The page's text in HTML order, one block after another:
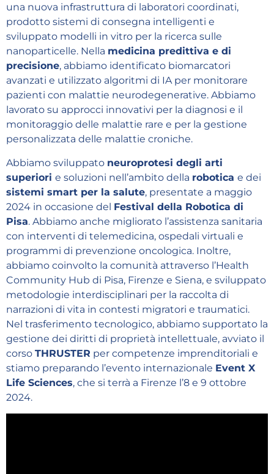
una nuova infrastruttura di laboratori coordinati,
prodotto sistemi di consegna intelligenti e
sviluppato modelli in vitro per la ricerca sulle
nanoparticelle. Nella medicina predittiva e di
precisione, abbiamo identificato biomarcatori
avanzati e utilizzato algoritmi di IA per monitorare
pazienti con malattie neurodegenerative. Abbiamo
lavorato su approcci innovativi per la diagnosi e il
monitoraggio delle malattie rare e per la gestione
personalizzata delle malattie croniche.
Abbiamo sviluppato neuroprotesi degli arti
superiori e soluzioni nell’ambito della robotica e dei
sistemi smart per la salute, presentate a maggio
2024 in occasione del Festival della Robotica di
Pisa. Abbiamo anche migliorato l’assistenza sanitaria
con interventi di telemedicina, ospedali virtuali e
programmi di prevenzione oncologica. Inoltre,
abbiamo coinvolto la comunità attraverso l’Health
Community Hub di Pisa, Firenze e Siena, e sviluppato
metodologie interdisciplinari per la raccolta di
narrazioni di vita in contesti migratori e traumatici.
Nel trasferimento tecnologico, abbiamo supportato la
gestione dei diritti di proprietà intellettuale, avviato il
corso THRUSTER per competenze imprenditoriali e
stiamo preparando l’evento internazionale Event X
Life Sciences, che si terrà a Firenze l’8 e 9 ottobre
2024.